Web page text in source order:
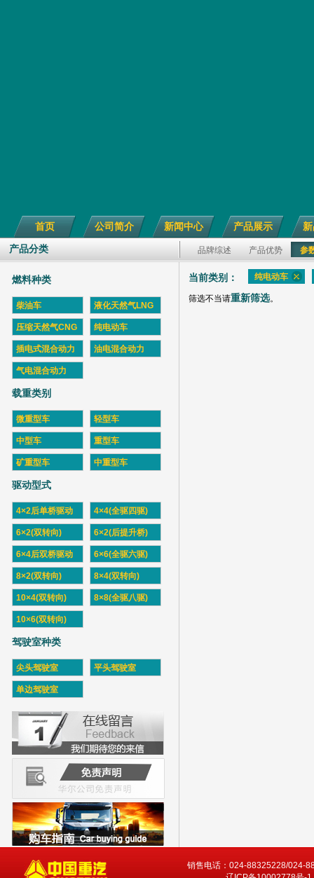
首页 公司简介 新闻中心 产品展示
产品分类 品牌综述 产品优势 参
燃料种类
柴油车 液化天然气LNG
压缩天然气CNG 纯电动车
插电式混合动力 油电混合动力
气电混合动力
载重类别
微重型车 轻型车
中型车 重型车
矿重型车 中重型车
驱动型式
4×2后单桥驱动 4×4(全驱四驱)
6×2(双转向) 6×2(后提升桥)
6×4后双桥驱动 6×6(全驱六驱)
8×2(双转向) 8×4(双转向)
10×4(双转向) 8×8(全驱八驱)
10×6(双转向)
驾驶室种类
尖头驾驶室 平头驾驶室
单边驾驶室
当前类别： 纯电动车
筛选不当请重新筛选。
销售电话：024-88325228/024-